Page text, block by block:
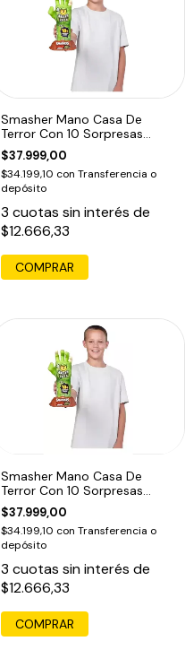
Smasher Mano Casa De
Terror Con 10 Sorpresas
Tiburón
$37.999,00
$34.199,10 con Transferencia o
depósito
3 cuotas sin interés de
$12.666,33
Smasher Mano Casa De
Terror Con 10 Sorpresas
Zombie
$37.999,00
$34.199,10 con Transferencia o
depósito
3 cuotas sin interés de
$12.666,33